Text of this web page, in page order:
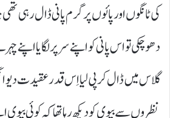
کی ٹانگوں اور پائوں پر گرم پانی ڈال رہی
دھو چکی تو اس پانی کو اپنے سر پر لگا یا اپنے
گلاس میں ڈال کر پی لیا اِس قدر عقیدت
نظروں سے بیوی کو دیکھ رہا تھا کہ کوئی